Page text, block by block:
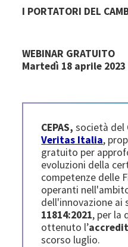
I PORTATORI DEL
WEBINAR GRATUITO
Martedì 18 aprile 2023
CEPAS,società del
Veritas Italia,
gratuito per
evoluzioni della
competenze delle
operanti
dell'innovazione ai
11814:2021, per la
ottenuto l’
scorso luglio.